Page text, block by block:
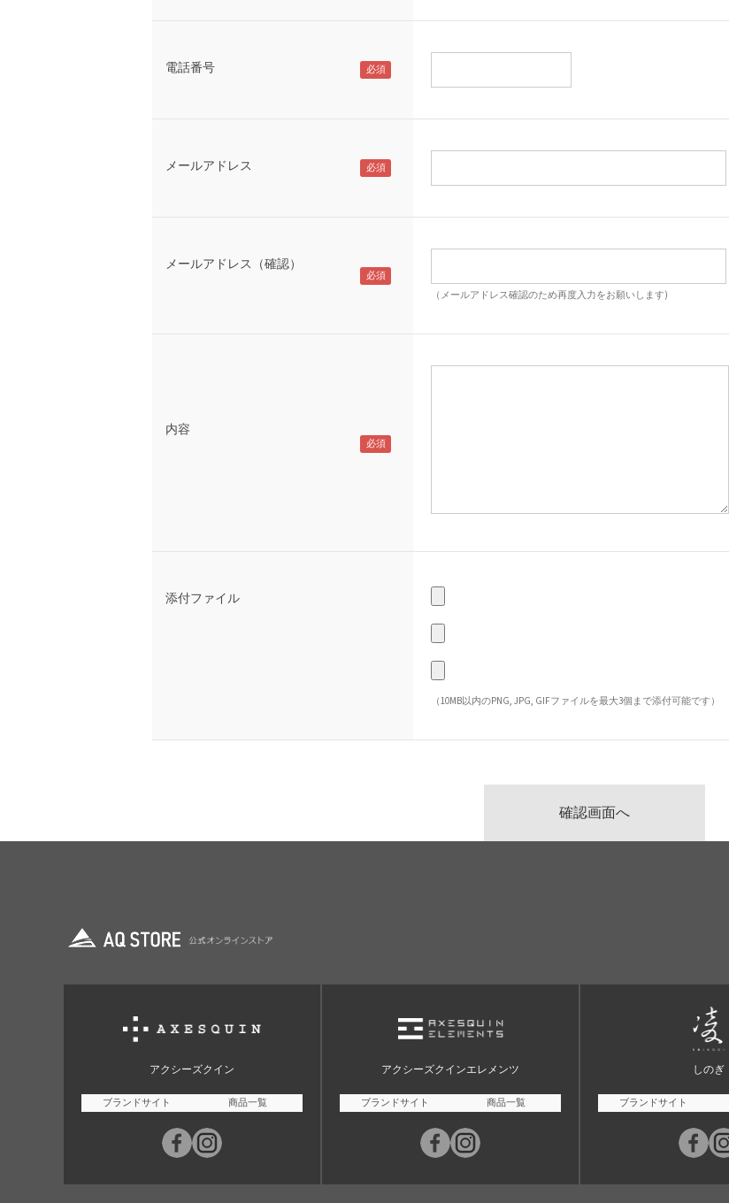
電話番号
メールアドレス
メールアドレス（確認）
（メールアドレス確認のため再度入力をお願いします)
内容
添付ファイル
（10MB以内のPNG, JPG, GIFファイルを最大3個まで添付可能です）
アクシーズクイン
ブランドサイト 商品一覧
アクシーズクインエレメンツ
ブランドサイト 商品一覧
しのぎ
ブランドサイト